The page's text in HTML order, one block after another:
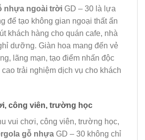
nhựa ngoài trờiGD – 30 là lựa
để tạo không gian ngoại thất ấn
khách hàng cho quán cafe, nhà
dưỡng. Giàn hoa mang đến vẻ
lãng mạn, tạo điểm nhấn độc
trải nghiệm dịch vụ cho khách
công viên, trường học
vui chơi, công viên, trường học,
gỗ nhựaGD – 30 không chỉ